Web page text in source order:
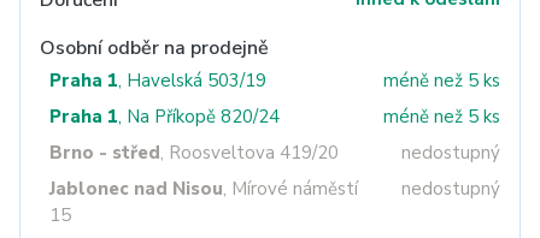
Osobní odběr na prodejně
Praha 1, Havelská 503/19
méně než 5 ks
Praha 1, Na Příkopě 820/24
méně než 5 ks
Brno - střed, Roosveltova 419/20
nedostupný
Jablonec nad Nisou, Mírové náměstí
15
nedostupný